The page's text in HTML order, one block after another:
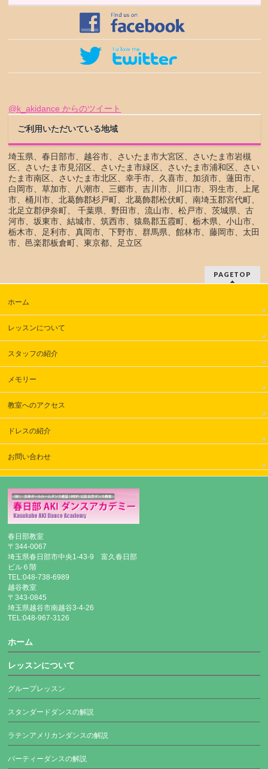
@k_akidance からのツイート
ご利用いただいている地域
埼玉県、春日部市、越谷市、さいたま市大宮区、さいたま市岩槻
区、さいたま市見沼区、さいたま市緑区、さいたま市浦和区、さい
たま市南区、さいたま市北区、幸手市、久喜市、加須市、蓮田市、
白岡市、草加市、八潮市、三郷市、吉川市、川口市、羽生市、上尾
市、桶川市、北葛飾郡杉戸町、北葛飾郡松伏町、南埼玉郡宮代町、
北足立郡伊奈町、 千葉県、野田市、流山市、松戸市、茨城県、古
河市、坂東市、結城市、筑西市、猿島郡五霞町、栃木県、小山市、
栃木市、足利市、真岡市、下野市、群馬県、館林市、藤岡市、太田
市、邑楽郡板倉町、東京都、足立区
PAGETOP
ホーム
レッスンについて
スタッフの紹介
メモリー
教室へのアクセス
ドレスの紹介
お問い合わせ
春日部教室
〒344-0067
埼玉県春日部市中央1-43-9 富久春日部
ビル６階
TEL:048-738-6989
越谷教室
〒343-0845
埼玉県越谷市南越谷3-4-26
TEL:048-967-3126
ホーム
レッスンについて
グループレッスン
スタンダードダンスの解説
ラテンアメリカンダンスの解説
パーティーダンスの解説